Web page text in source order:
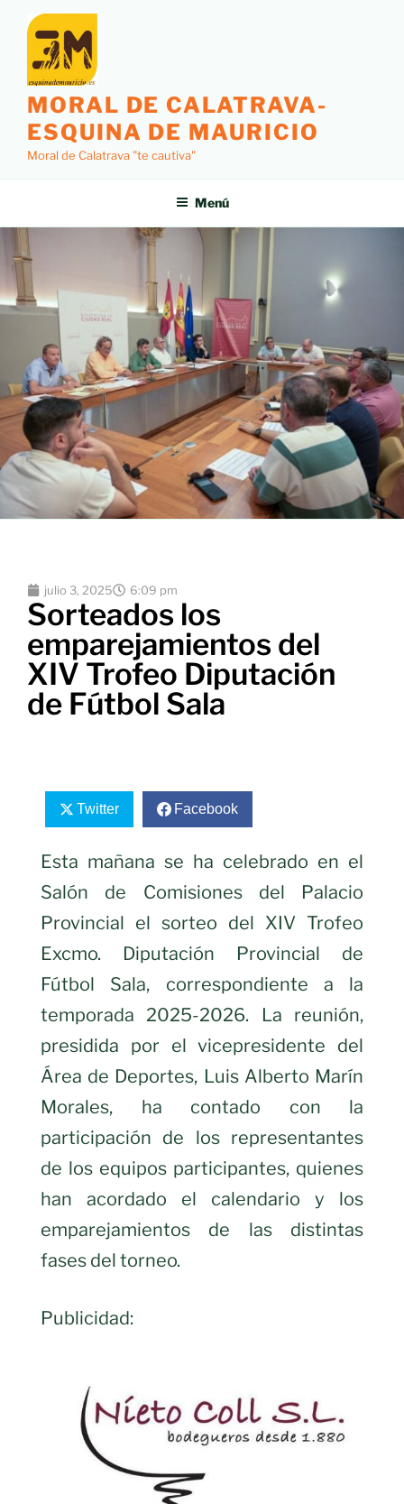
MORAL DE CALATRAVA-
ESQUINA DE MAURICIO
Moral de Calatrava "te cautiva"
Menú
julio 3, 2025 6:09 pm
Sorteados los
emparejamientos del
XIV Trofeo Diputación
de Fútbol Sala
Twitter Facebook
Esta mañana se ha celebrado en el
Salón de Comisiones del Palacio
Provincial el sorteo del XIV Trofeo
Excmo. Diputación Provincial de
Fútbol Sala, correspondiente a la
temporada 2025-2026. La reunión,
presidida por el vicepresidente del
Área de Deportes, Luis Alberto Marín
Morales, ha contado con la
participación de los representantes
de los equipos participantes, quienes
han acordado el calendario y los
emparejamientos de las distintas
fases del torneo.
Publicidad: